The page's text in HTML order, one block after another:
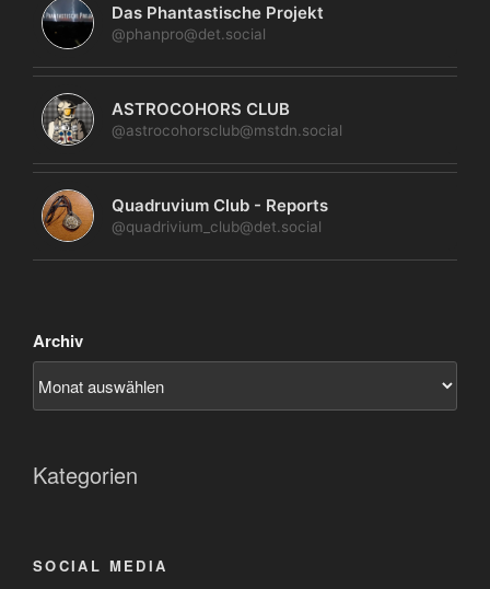
Das Phantastische Projekt
@phanpro@det.social
ASTROCOHORS CLUB
@astrocohorsclub@mstdn.social
Quadruvium Club - Reports
@quadrivium_club@det.social
Archiv
Kategorien
SOCIAL MEDIA